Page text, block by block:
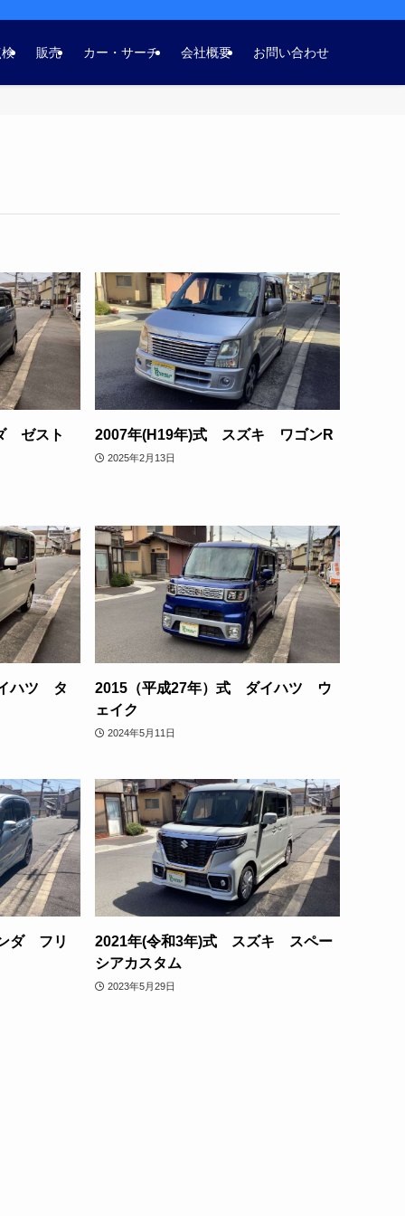
販売 カー・サーチ 会社概要 お問い合わせ
ゼスト 2007年(H19年)式 スズキ ワゴンR
2025年2月13日
ハツ タ
2015（平成27年）式 ダイハツ ウ
ェイク
2024年5月11日
ダ フリ
2021年(令和3年)式 スズキ スペー
シアカスタム
2023年5月29日